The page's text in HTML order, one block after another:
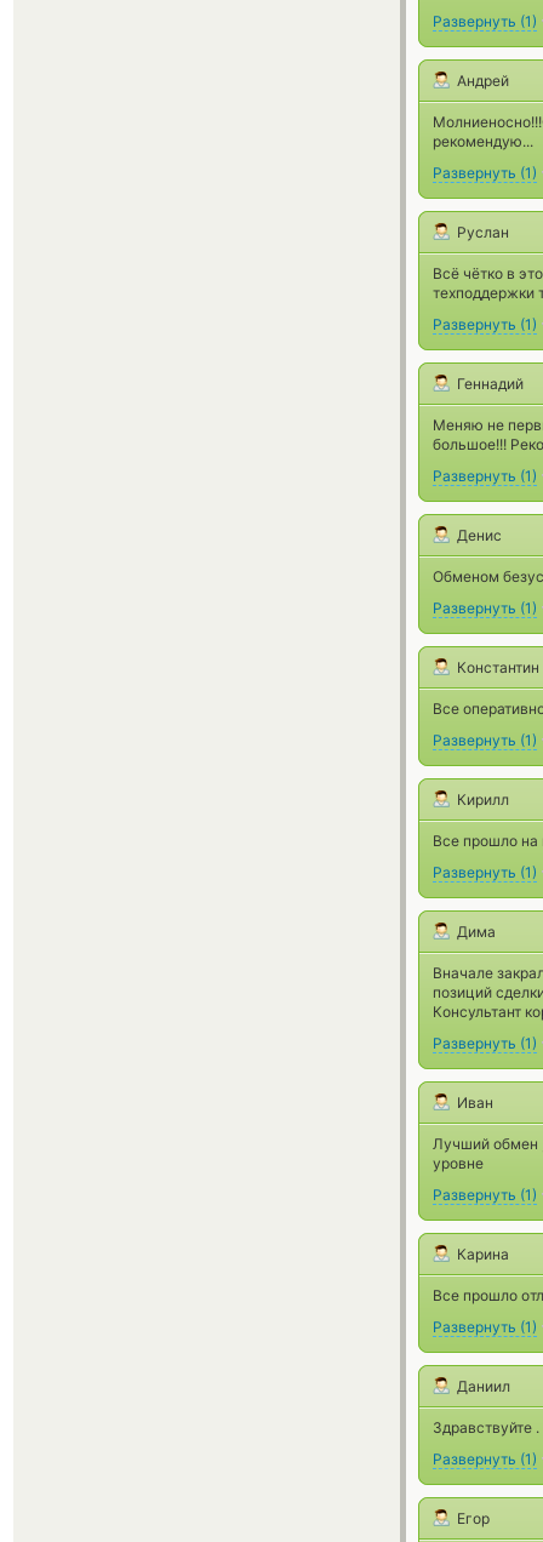
Развернуть (1)
Андрей
рекомендую...
Развернуть (1)
Руслан
Всё чётко в
техподдержки
Развернуть (1)
Геннадий
Меняю не
большое!!!
Развернуть (1)
Денис
Обменом
Развернуть (1)
Константин
Все
Развернуть (1)
Кирилл
Все прошло
Развернуть (1)
Дима
Вначале
позиций
Консультант
Развернуть (1)
Иван
Лучший обмен
уровне
Развернуть (1)
Карина
Все прошло
Развернуть (1)
Даниил
Здравствуйте
Развернуть (1)
Егор